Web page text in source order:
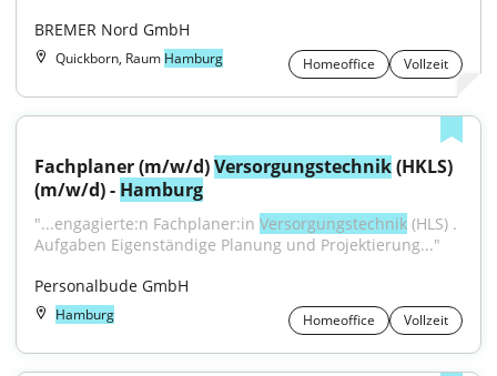
BREMER Nord GmbH
Quickborn, Raum Hamburg Homeoffice Vollzeit
Fachplaner (m/w/d) Versorgungstechnik (HKLS)
(m/w/d) - Hamburg
"...engagierte:n Fachplaner:in Versorgungstechnik (HLS) .
Aufgaben Eigenständige Planung und Projektierung..."
Personalbude GmbH
Hamburg Homeoffice Vollzeit